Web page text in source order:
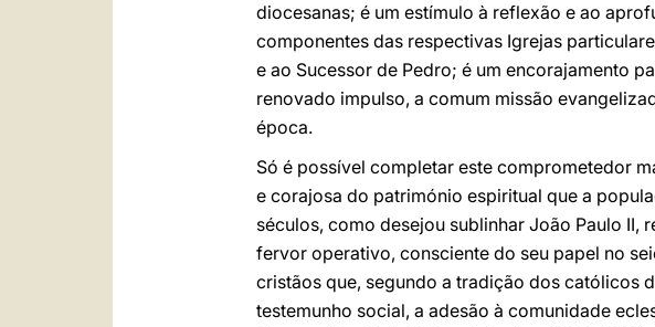
diocesanas; é um estímulo à reflexão e ao
componentes das respectivas Igrejas
e ao Sucessor de Pedro; é um encorajamento
renovado impulso, a comum missão
época.
Só é possível completar este comprometedor
e corajosa do património espiritual que a
séculos, como desejou sublinhar João Paulo II,
fervor operativo, consciente do seu papel no
cristãos que, segundo a tradição dos católicos
testemunho social, a adesão à comunidade